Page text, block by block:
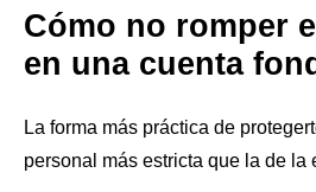
Cómo no romper
en una cuenta
La forma más práctica de
personal más estricta que la de la